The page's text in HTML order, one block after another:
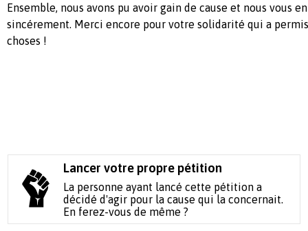
Ensemble, nous avons pu avoir gain de cause et nous vous
sincérement. Merci encore pour votre solidarité qui a
choses !
Lancer votre propre pétition
La personne ayant lancé cette pétition a
décidé d'agir pour la cause qui la concernait.
En ferez-vous de même ?